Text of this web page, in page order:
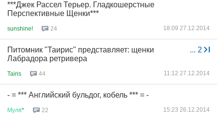
***Джек Рассел Терьер. Гладкошерстные
Перспективные Щенки***
sunshine! 24 18:09 27.12.2014
... 2
Питомник "Таирис" представляет: щенки
Лабрадора ретривера
Tairis 44 11:12 27.12.2014
- = *** Английский бульдог, кобель *** = -
Муля* 22 15:23 26.12.2014